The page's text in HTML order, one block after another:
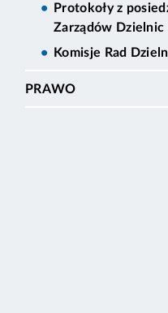
Protokoły z
Zarządów Dzielnic
Komisje Rad
PRAWO